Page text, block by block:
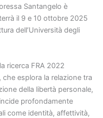
Santangelo è
il 9 e 10 ottobre 2025
dell’Università degli
ricerca FRA 2022
che esplora la relazione tra
della libertà personale,
profondamente
come identità, affettività,